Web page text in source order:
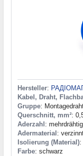
Hersteller:
Kabel, Draht,
Gruppe:
Querschnitt, mm²:
Aderzahl : mehrdrähtig
Adermaterial :
Isolierung (Material):
Farbe: schwarz